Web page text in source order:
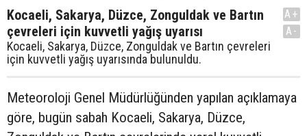
Kocaeli, Sakarya, Düzce, Zonguldak ve Bartın
çevreleri için kuvvetli yağış uyarısı
Kocaeli, Sakarya, Düzce, Zonguldak ve Bartın çevreleri
için kuvvetli yağış uyarısında bulunuldu.
A+
A-
Meteoroloji Genel Müdürlüğünden yapılan açıklamaya
göre, bugün sabah Kocaeli, Sakarya, Düzce,